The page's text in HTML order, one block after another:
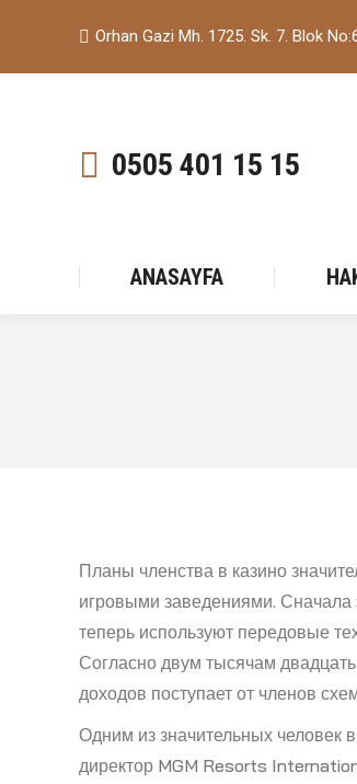
Orhan Gazi Mh. 1725. Sk. 7. Blok
0505 401 15 15
ANASAYFA
Планы членства в казино
игровыми заведениями. Сначала
теперь используют передовые
Согласно двум тысячам
доходов поступает от членов
Одним из значительных
директор MGM Resorts